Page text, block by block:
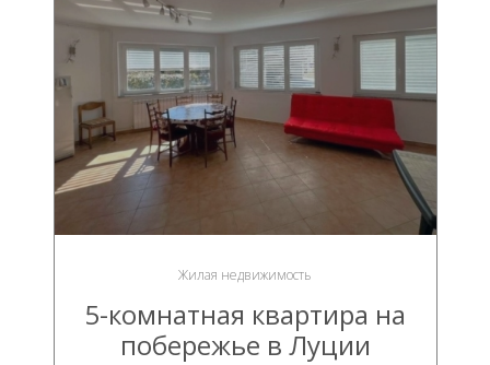
Жилая недвижимость
5-комнатная квартира на
побережье в Луции